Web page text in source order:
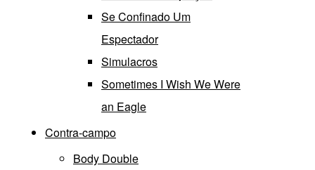
Se Confinado Um
Espectador
Simulacros
Sometimes I Wish We Were
an Eagle
Contra-campo
Body Double